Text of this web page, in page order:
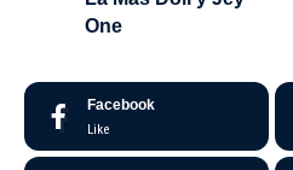
One
Facebook
Like